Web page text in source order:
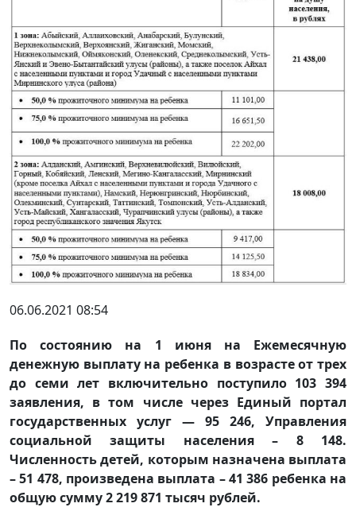
06.06.2021 08:54
По состоянию на 1 июня на Ежемесячную
денежную выплату на ребенка в возрасте от трех
до семи лет включительно поступило 103 394
заявления, в том числе через Единый портал
государственных услуг — 95 246, Управления
социальной защиты населения – 8 148.
Численность детей, которым назначена выплата
– 51 478, произведена выплата – 41 386 ребенка на
общую сумму 2 219 871 тысяч рублей.